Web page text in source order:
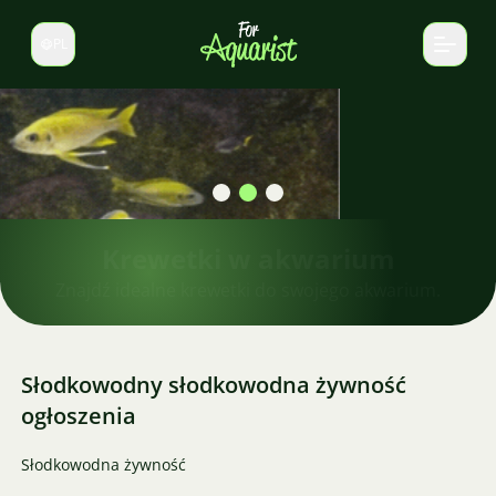
Zmień język
Słodkowodny słodkowodna żywność
ogłoszenia
Słodkowodna żywność